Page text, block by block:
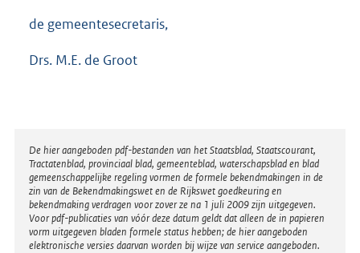
de gemeentesecretaris,
Drs. M.E. de Groot
Disclaimer
De hier aangeboden pdf-bestanden van het Staatsblad, Staatscourant,
Tractatenblad, provinciaal blad, gemeenteblad, waterschapsblad en blad
gemeenschappelijke regeling vormen de formele bekendmakingen in de
zin van de Bekendmakingswet en de Rijkswet goedkeuring en
bekendmaking verdragen voor zover ze na 1 juli 2009 zijn uitgegeven.
Voor pdf-publicaties van vóór deze datum geldt dat alleen de in papieren
vorm uitgegeven bladen formele status hebben; de hier aangeboden
elektronische versies daarvan worden bij wijze van service aangeboden.